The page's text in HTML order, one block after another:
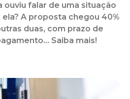
ouviu falar de uma situação
A proposta chegou 40%
duas, com prazo de
Saiba mais!